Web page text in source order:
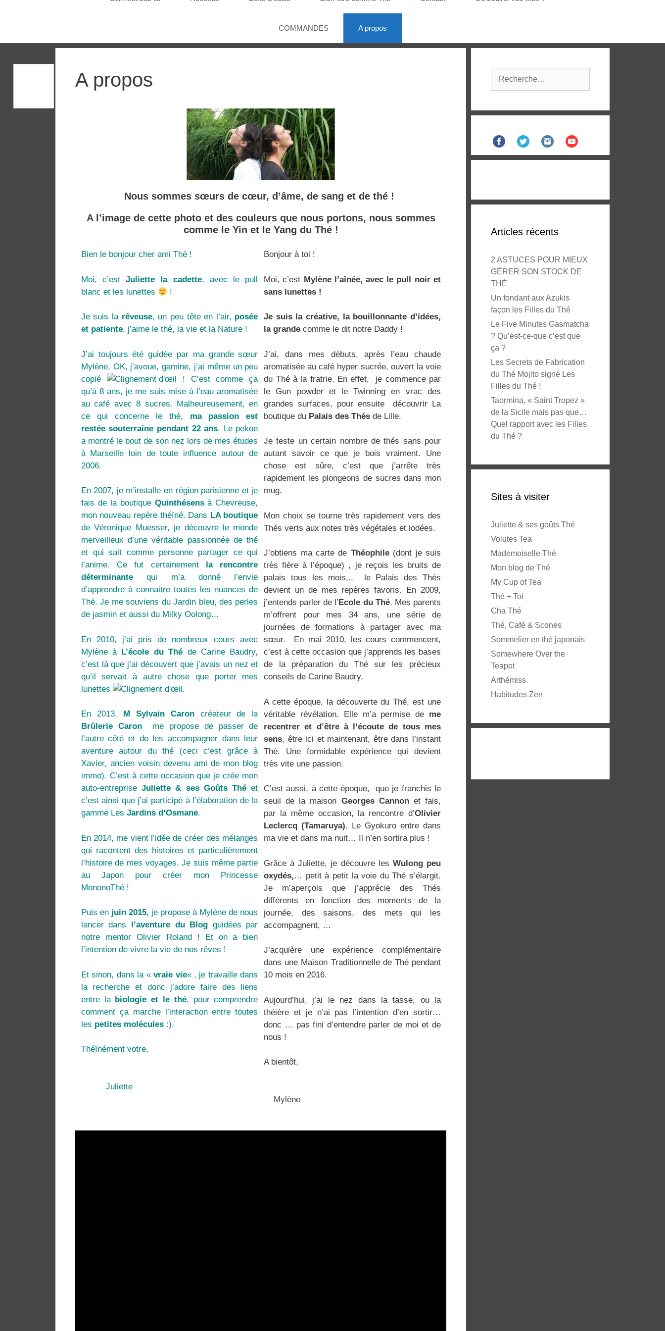
COMMANDES A propos
A propos
Nous sommes sœurs de cœur, d’âme, de sang et de thé !
A l’image de cette photo et des couleurs que nous portons, nous sommes
comme le Yin et le Yang du Thé !
Bien le bonjour cher ami Thé !
Moi, c’estJuliette la cadette, avec le pull
blanc et les lunettes
!
Je suis la rêveuse, un peu tête en l’air, posée
et patiente, j’aime le thé, la vie et la Nature !
J’ai toujours été guidée par ma grande sœur
Mylène, OK, j’avoue, gamine, j’ai même un peu
copié
! C’est comme ça
qu’à 8 ans, je me suis mise à l’eau aromatisée
au café avec 8 sucres. Malheureusement, en
ce qui concerne le thé, ma passion est
restée souterraine pendant 22 ans. Le pekoe
a montré le bout de son nez lors de mes études
à Marseille loin de toute influence autour de
2006.
En 2007, je m’installe en région parisienne et je
fais de la boutique Quinthésensà Chevreuse,
mon nouveau repère théïné. Dans LA boutique
de Véronique Muesser, je découvre le monde
merveilleux d’une véritable passionnée de thé
et qui sait comme personne partager ce qui
l’anime. Ce fut certainement
la rencontre
déterminantequi m’a donné l’envie
d’apprendre à connaitre toutes les nuances de
Thé. Je me souviens du Jardin bleu, des perles
de jasmin et aussi du Milky Oolong…
En 2010, j’ai pris de nombreux cours avec
Mylène à L’école du Thé de Carine Baudry,
c’est là que j’ai découvert que j’avais un nez et
qu’il servait à autre chose que porter mes
lunettes
.
En 2013, M Sylvain Caroncréateur de la
Brûlerie Caronme propose de passer de
l’autre côté et de les accompagner dans leur
aventure autour du thé (ceci c’est grâce à
Xavier, ancien voisin devenu ami de mon blog
immo). C’est à cette occasion que je crée mon
auto-entreprise Juliette & ses Goûts Thé et
c’est ainsi que j’ai participé à l’élaboration de la
gamme Les Jardins d’Osmane.
En 2014, me vient l’idée de créer des mélanges
qui racontent des histoires et particulièrement
l’histoire de mes voyages. Je suis même partie
au Japon pour créer mon Princesse
MononoThé !
Puis en juin 2015, je propose à Mylène de nous
lancer dans
l’aventure du Blog guidées par
notre mentor Olivier Roland ! Et on a bien
l’intention de vivre la vie de nos rêves !
Et sinon, dans la «vraie vie« , je travaille dans
la recherche et donc j’adore faire des liens
entre la biologie et le thé, pour comprendre
comment ça marche l’interaction entre toutes
les petites molécules:).
Théïnément votre,
Juliette
Bonjour à toi !
Moi, c’est Mylène l’aînée, avec le pull noir et
sans lunettes !
Je suis la créative, la bouillonnante d’idées,
la grandecomme le dit notre Daddy !
J’ai, dans mes débuts, après l’eau chaude
aromatisée au café hyper sucrée, ouvert la voie
du Thé à la fratrie. En effet, je commence par
le Gun powder et le Twinning en vrac des
grandes surfaces, pour ensuite découvrir La
boutique du Palais des Thés de Lille.
Je teste un certain nombre de thés sans pour
autant savoir ce que je bois vraiment. Une
chose est sûre, c’est que j’arrête très
rapidement les plongeons de sucres dans mon
mug.
Mon choix se tourne très rapidement vers des
Thés verts aux notes très végétales et iodées.
J’obtiens ma carte de Théophile (dont je suis
très fière à l’époque) , je reçois les bruits de
palais tous les mois,.. le Palais des Thés
devient un de mes repères favoris. En 2009,
j’entends parler de l’ Ecole du Thé. Mes parents
m’offrent pour mes 34 ans, une série de
journées de formations à partager avec ma
sœur. En mai 2010, les cours commencent,
c’est à cette occasion que j’apprends les bases
de la préparation du Thé sur les précieux
conseils de Carine Baudry.
A cette époque, la découverte du Thé, est une
véritable révélation. Elle m’a permise de me
recentrer et d’être à l’écoute de tous mes
sens, être ici et maintenant, être dans l’instant
Thé. Une formidable expérience qui devient
très vite une passion.
C’est aussi, à cette époque, que je franchis le
seuil de la maison Georges Cannonet fais,
par la même occasion, la rencontre d’Olivier
Leclercq (Tamaruya). Le Gyokuro entre dans
ma vie et dans ma nuit… Il n’en sortira plus !
Grâce à Juliette, je découvre les Wulong peu
oxydés,… petit à petit la voie du Thé s’élargit.
Je m’aperçois que j’apprécie des Thés
différents en fonction des moments de la
journée, des saisons, des mets qui les
accompagnent, …
J’acquière une expérience complémentaire
dans une Maison Traditionnelle de Thé pendant
10 mois en 2016.
Aujourd’hui, j’ai le nez dans la tasse, ou la
théière et je n’ai pas l’intention d’en sortir…
donc … pas fini d’entendre parler de moi et de
nous !
A bientôt,
Mylène
Articles récents
2 ASTUCES POUR MIEUX
GÉRER SON STOCK DE
THÉ
Un fondant aux Azukis
façon les Filles du Thé
Le Five Minutes Gasmatcha
? Qu’est-ce-que c’est que
ça ?
Les Secrets de Fabrication
du Thé Mojito signé Les
Filles du Thé !
Taormina, « Saint Tropez »
de la Sicile mais pas que…
Quel rapport avec les Filles
du Thé ?
Sites à visiter
Juliette & ses goûts Thé
Volutes Tea
Mademoiselle Thé
Mon blog de Thé
My Cup of Tea
Thé + Toi
Cha Thé
Thé, Café & Scones
Sommelier en thé japonais
Somewhere Over the
Teapot
Arthémiss
Habitudes Zen